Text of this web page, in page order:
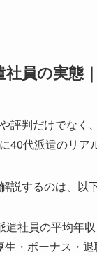
社員の実態
評判だけでなく
40代派遣のリア
説するのは、以
遣社員の平均年
生・ボーナス・